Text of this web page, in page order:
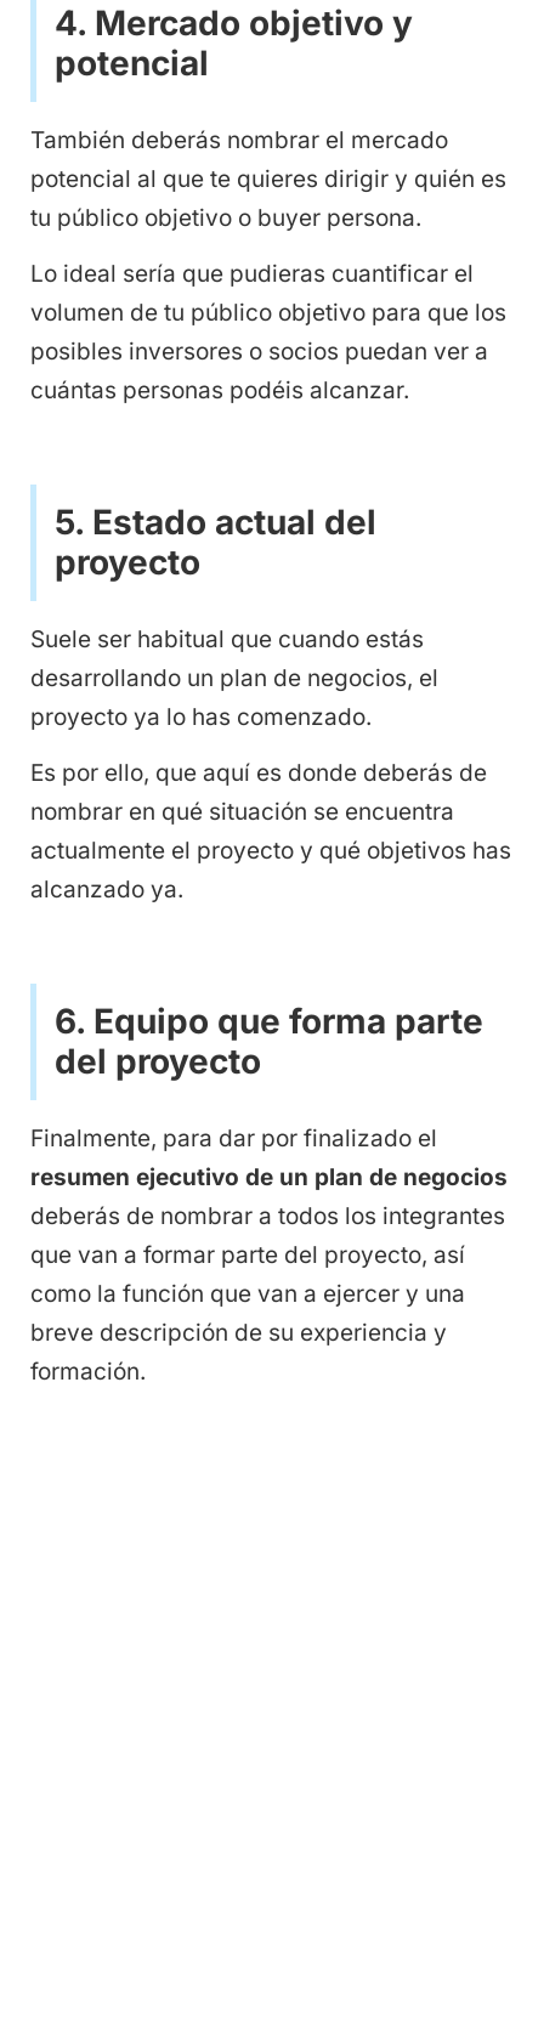
4. Mercado objetivo y
potencial
También deberás nombrar el mercado
potencial al que te quieres dirigir y quién es
tu público objetivo o buyer persona.
Lo ideal sería que pudieras cuantificar el
volumen de tu público objetivo para que los
posibles inversores o socios puedan ver a
cuántas personas podéis alcanzar.
5. Estado actual del
proyecto
Suele ser habitual que cuando estás
desarrollando un plan de negocios, el
proyecto ya lo has comenzado.
Es por ello, que aquí es donde deberás de
nombrar en qué situación se encuentra
actualmente el proyecto y qué objetivos has
alcanzado ya.
6. Equipo que forma parte
del proyecto
Finalmente, para dar por finalizado el
resumen ejecutivo de un plan de negocios
deberás de nombrar a todos los integrantes
que van a formar parte del proyecto, así
como la función que van a ejercer y una
breve descripción de su experiencia y
formación.